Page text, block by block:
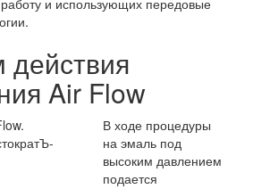
и использующих передовые
Air Flow
В ходе процедуры
на эмаль под
высоким давлением
подается